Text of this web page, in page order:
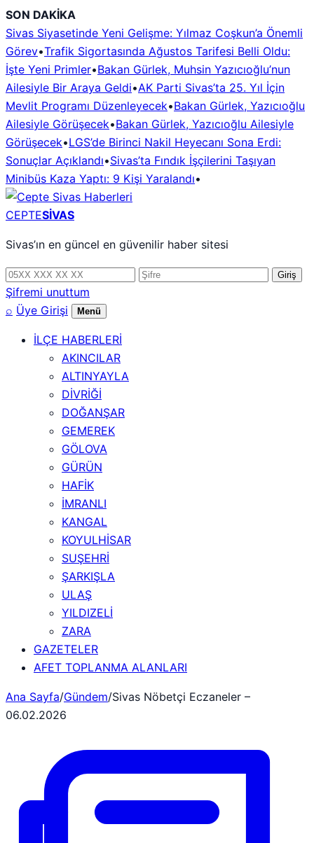
İçeriğe
geç
SON DAKİKA
Sivas Siyasetinde Yeni Gelişme: Yılmaz Coşkun’a Önemli
Görev•Trafik Sigortasında Ağustos Tarifesi Belli Oldu:
İşte Yeni Primler•Bakan Gürlek, Muhsin Yazıcıoğlu’nun
Ailesiyle Bir Araya Geldi•AK Parti Sivas’ta 25. Yıl İçin
Mevlit Programı Düzenleyecek•Bakan Gürlek, Yazıcıoğlu
Ailesiyle Görüşecek•Bakan Gürlek, Yazıcıoğlu Ailesiyle
Görüşecek•LGS’de Birinci Nakil Heyecanı Sona Erdi:
Sonuçlar Açıklandı•Sivas’ta Fındık İşçilerini Taşıyan
Minibüs Kaza Yaptı: 9 Kişi Yaralandı•
CEPTESİVAS
Sivas’ın en güncel en güvenilir haber sitesi
Telefon
numarası
Şifre Giriş
Şifremi unuttum
⌕ Üye Girişi Menü
İLÇE HABERLERİ
AKINCILAR
ALTINYAYLA
DİVRİĞİ
DOĞANŞAR
GEMEREK
GÖLOVA
GÜRÜN
HAFİK
İMRANLI
KANGAL
KOYULHİSAR
SUŞEHRİ
ŞARKIŞLA
ULAŞ
YILDIZELİ
ZARA
GAZETELER
AFET TOPLANMA ALANLARI
Ana Sayfa/Gündem/Sivas Nöbetçi Eczaneler –
06.02.2026